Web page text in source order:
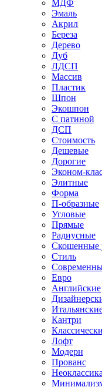
МДФ
Эмаль
Акрил
Береза
Дерево
Дуб
ЛДСП
Массив
Пластик
Шпон
Экошпон
С патиной
ДСП
Стоимость
Дешевые
Дорогие
Эконом-
Элитные
Форма
П-образные
Угловые
Прямые
Радиусные
Скошенные
Стиль
Евро
Английские
Кантри
Лофт
Модерн
Прованс
Неоклассика